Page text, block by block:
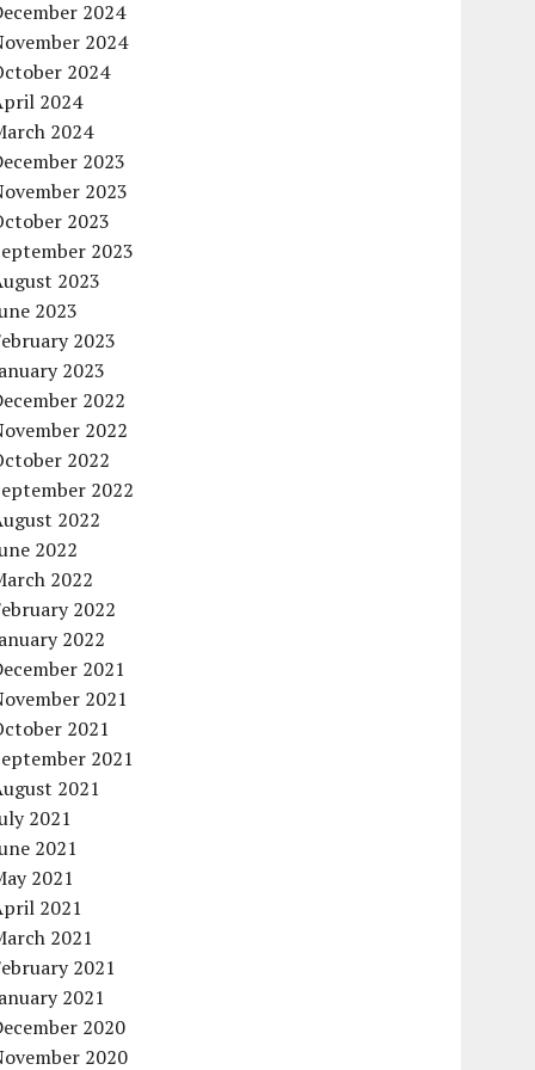
2024
2024
2024
2024
2024
2023
2023
2023
2023
2023
2023
2023
2023
2022
2022
2022
2022
2022
2022
2022
2022
2022
2021
2021
2021
2021
2021
2021
2021
2021
2021
2021
2021
2021
2020
2020